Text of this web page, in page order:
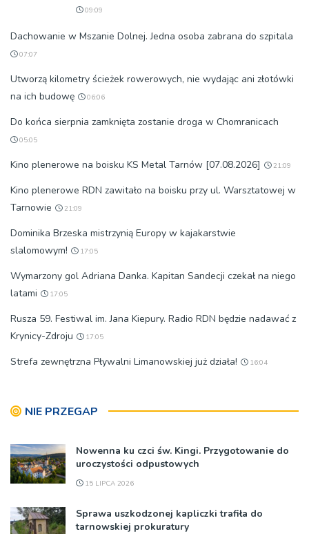
09:09
Dachowanie w Mszanie Dolnej. Jedna osoba zabrana do szpitala
07:07
Utworzą kilometry ścieżek rowerowych, nie wydając ani złotówki
na ich budowę
06:06
Do końca sierpnia zamknięta zostanie droga w Chomranicach
05:05
Kino plenerowe na boisku KS Metal Tarnów [07.08.2026] 21:09
Kino plenerowe RDN zawitało na boisku przy ul. Warsztatowej w
Tarnowie
21:09
Dominika Brzeska mistrzynią Europy w kajakarstwie
slalomowym!
17:05
Wymarzony gol Adriana Danka. Kapitan Sandecji czekał na niego
latami
17:05
Rusza 59. Festiwal im. Jana Kiepury. Radio RDN będzie nadawać z
Krynicy-Zdroju
17:05
Strefa zewnętrzna Pływalni Limanowskiej już działa! 16:04
NIE PRZEGAP
Nowenna ku czci św. Kingi. Przygotowanie do
uroczystości odpustowych
15 LIPCA 2026
Sprawa uszkodzonej kapliczki trafiła do
tarnowskiej prokuratury